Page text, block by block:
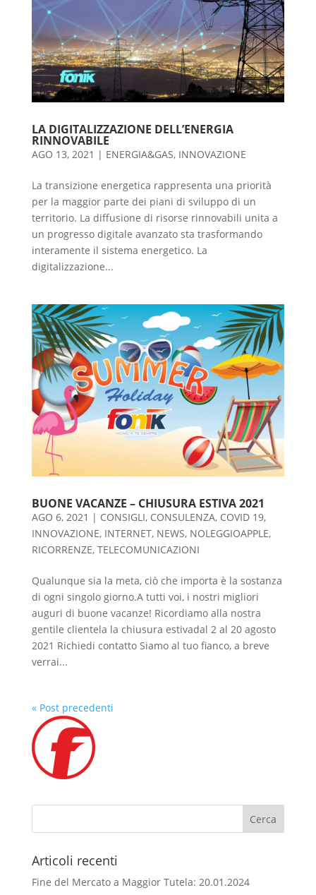
LA DIGITALIZZAZIONE DELL’ENERGIA
RINNOVABILE
AGO 13, 2021 | ENERGIA&GAS, INNOVAZIONE
La transizione energetica rappresenta una priorità
per la maggior parte dei piani di sviluppo di un
territorio. La diffusione di risorse rinnovabili unita a
un progresso digitale avanzato sta trasformando
interamente il sistema energetico. La
digitalizzazione...
BUONE VACANZE – CHIUSURA ESTIVA 2021
AGO 6, 2021 | CONSIGLI, CONSULENZA, COVID 19,
INNOVAZIONE, INTERNET, NEWS, NOLEGGIOAPPLE,
RICORRENZE, TELECOMUNICAZIONI
Qualunque sia la meta, ciò che importa è la sostanza
di ogni singolo giorno.A tutti voi, i nostri migliori
auguri di buone vacanze! Ricordiamo alla nostra
gentile clientela la chiusura estivadal 2 al 20 agosto
2021 Richiedi contatto Siamo al tuo fianco, a breve
verrai...
« Post precedenti
Articoli recenti
Fine del Mercato a Maggior Tutela: 20.01.2024